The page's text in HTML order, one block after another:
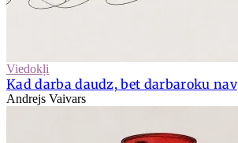
Viedokļi
Kad darba daudz, bet darbaroku nav
Andrejs Vaivars